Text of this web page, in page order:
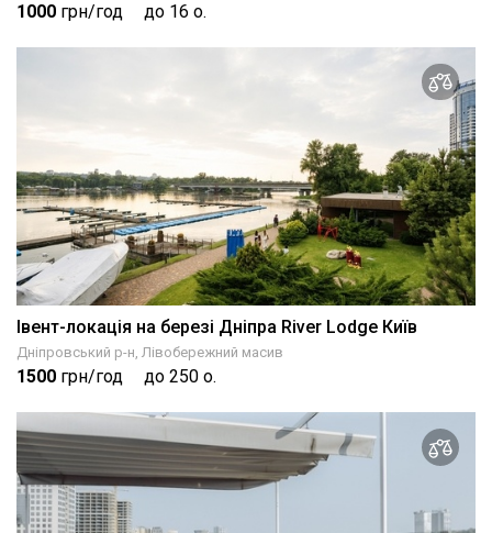
1000 грн/год до 16 о.
Івент-локація на березі Дніпра River Lodge Київ
Дніпровський р-н, Лівобережний масив
1500 грн/год до 250 о.